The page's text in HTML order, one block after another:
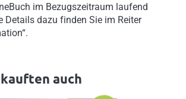
im Bezugszeitraum laufend
Details dazu finden Sie im Reiter
auch